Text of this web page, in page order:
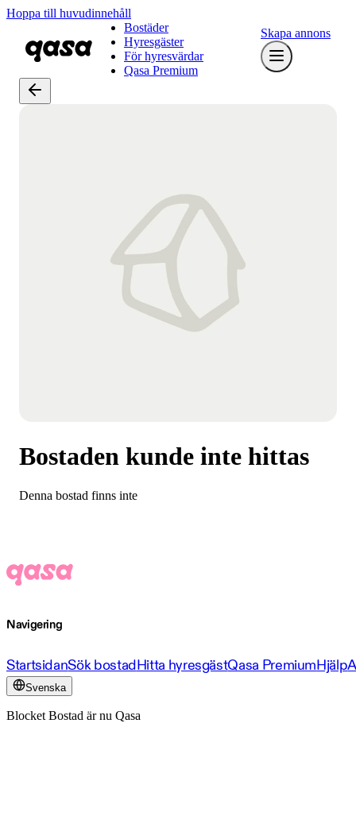
Hoppa till huvudinnehåll
Bostäder
Hyresgäster
För hyresvärdar
Qasa Premium
Skapa annons
Bostaden kunde inte hittas
Denna bostad finns inte
Navigering
StartsidanSök bostadHitta hyresgästQasa PremiumHjälp
Svenska
Blocket Bostad är nu Qasa